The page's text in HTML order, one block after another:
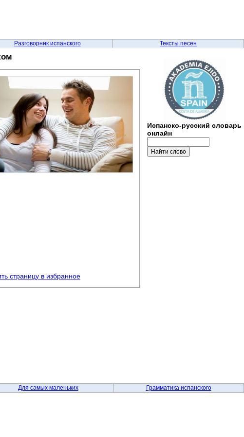
Разговорник испанского Тексты песен
страницу в избранное
Испанско-русский словарь
онлайн
Для самых маленьких Грамматика испанского